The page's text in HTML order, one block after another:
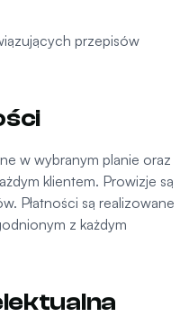
przepisów
w wybranym planie oraz
klientem. Prowizje są
Płatności są realizowane
z każdym